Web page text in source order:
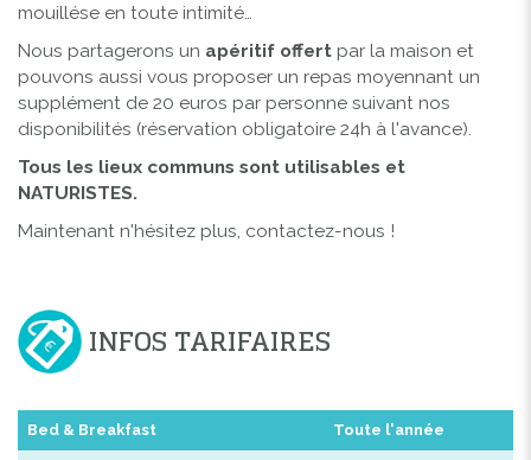
mouillése en toute intimité…
Nous partagerons un apéritif offert par la maison et
pouvons aussi vous proposer un repas moyennant un
supplément de 20 euros par personne suivant nos
disponibilités (réservation obligatoire 24h à l'avance).
Tous les lieux communs sont utilisables et
NATURISTES.
Maintenant n'hésitez plus, contactez-nous !
INFOS TARIFAIRES
Bed & Breakfast Toute l'année